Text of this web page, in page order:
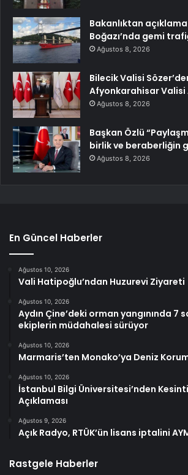
Bakanlıktan
Boğazı’nda gemi
Ağustos 8, 2026
Bilecik Valisi
Afyonkarahisar Valisi
Ağustos 8, 2026
Başkan Özlü
birlik ve beraberliğin
Ağustos 8, 2026
En Güncel Haberler
Ağustos 10, 2026
Vali Hatipoğlu’ndan Huzurevi Ziyareti
Ağustos 10, 2026
Aydın Çine’deki orman yangınında 7
ekiplerin müdahalesi sürüyor
Ağustos 10, 2026
Marmaris’ten Monako’ya Deniz
Ağustos 10, 2026
İstanbul Bilgi Üniversitesi’nden
Açıklaması
Ağustos 9, 2026
Açık Radyo, RTÜK’ün lisans iptalini
Rastgele Haberler